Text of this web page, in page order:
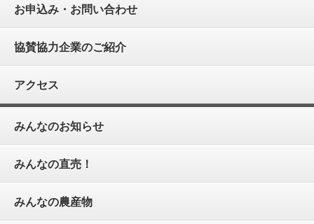
お申込み・お問い合わせ
協賛協力企業のご紹介
アクセス
みんなのお知らせ
みんなの直売！
みんなの農産物